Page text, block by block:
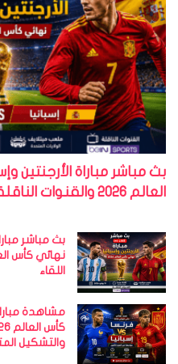
بث مباشر مباراة الأرجنتين
العالم 2026 والقنوات الناقلة وموعد اللقاء
بث مباشر
اللقاء
مشاهدة
والتشكيل